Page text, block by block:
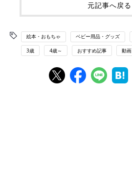
元記事へ戻る
絵本・おもちゃ ベビー用品・グッズ
3歳 4歳～ おすすめ記事 動画